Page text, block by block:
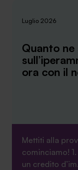
Luglio 2026
Quanto ne
ora con il
Mettiti alla
cominciamo!
un credito